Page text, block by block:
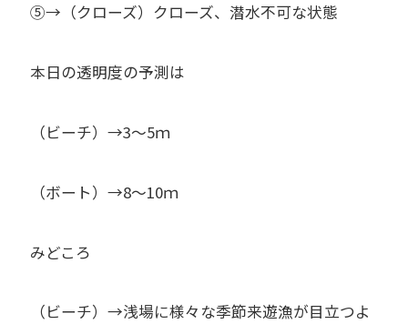
⑤→（クローズ）クローズ、潜水不可な状態
本日の透明度の予測は
（ビーチ）→3～5ｍ
（ボート）→8～10ｍ
みどころ
（ビーチ）→浅場に様々な季節来遊漁が目立つよ